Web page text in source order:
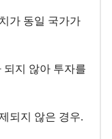
가 동일 국가가
되지 않아 투자를
되지 않은 경우.